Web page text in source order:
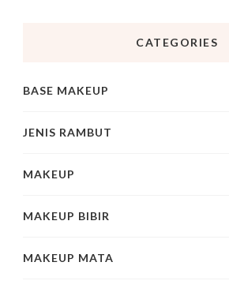
CATEGORIES
BASE MAKEUP
JENIS RAMBUT
MAKEUP
MAKEUP BIBIR
MAKEUP MATA